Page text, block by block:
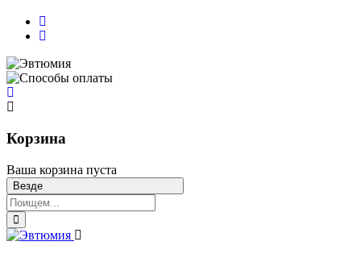
Корзина
Ваша корзина пуста
Везде